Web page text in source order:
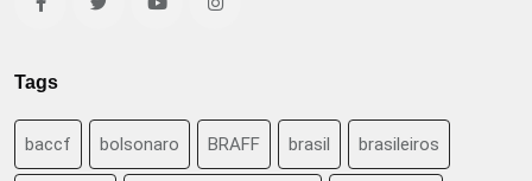
Tags
baccf bolsonaro BRAFF brasil brasileiros